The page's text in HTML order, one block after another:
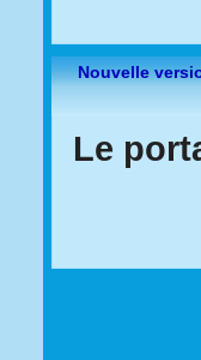
Nouvelle
Le